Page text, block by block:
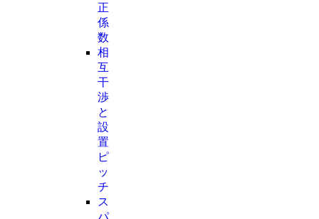
正
係
数
相
互
干
渉
と
設
置
ピ
ッ
チ
ス
パ